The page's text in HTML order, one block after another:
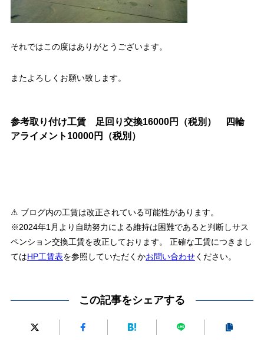
それではこの度はありがとうございます。
またよろしくお願い致します。
参考取り付け工賃 足回り交換16000円（税別） 四輪
アライメント10000円（税別）
⚠ ブログ内の工賃は改正されている可能性があります。
※2024年1月より自助努力による維持は困難であると判断しサス
ペンション交換工賃を改正しております。 正確な工賃につきまし
てはHP工賃表を参照していただくかお問い合わせください。
この記事をシェアする